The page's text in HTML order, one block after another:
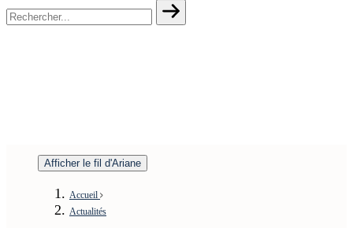
Afficher le fil d'Ariane
Accueil
Actualités